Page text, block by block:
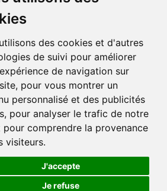
des cookies et d'autres
de suivi pour améliorer
de navigation sur
pour vous montrer un
personnalisé et des publicités
pour analyser le trafic de notre
pour comprendre la provenance
visiteurs.
J'accepte
Je refuse
Litre
9€95
Roge Cavailles
Déodorant enfant sans alcool
lotus poudré 24g toute peau
spray 2x75ml
73€ 00/ l.
AJOUTER
4 5 6 7 8 9 10